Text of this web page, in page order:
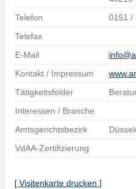
Telefon
0151 /
Telefax
E-Mail
Kontakt / Impressum
Tätigkeitsfelder
Interessen / Branche
Amtsgerichtsbezirk
VdAA-Zertifizierung
[ Visitenkarte drucken ]